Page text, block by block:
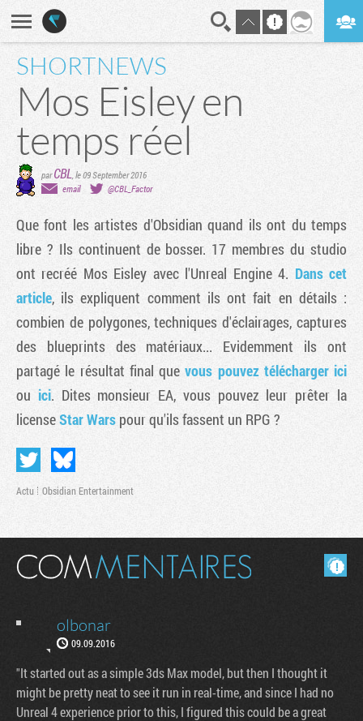
SHORTNEWS
Mos Eisley en
temps réel
parCBL le 09 September 2016
email
@CBL_Factor
Que font les artistes d'Obsidian quand ils ont du temps
libre ? Ils continuent de bosser. 17 membres du studio
ont recréé Mos Eisley avec l'Unreal Engine 4. Dans cet
article, ils expliquent comment ils ont fait en détails :
combien de polygones, techniques d'éclairages, captures
des blueprints des matériaux... Evidemment ils ont
partagé le résultat final quevous pouvez télécharger ici
ou ici. Dites monsieur EA, vous pouvez leur prêter la
licenseStar Wars pour qu'ils fassent un RPG ?
Actu Obsidian Entertainment
Masquer les commentaires lus.
olbonar
09.09.2016
"It started out as a simple 3ds Max model, but then I thought it
might be pretty neat to see it run in real-time, and since I had no
Unreal 4 experience prior to this, I figured this could be a great